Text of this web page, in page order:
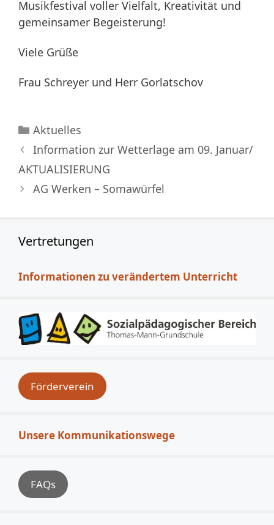
Musikfestival voller Vielfalt, Kreativität und
gemeinsamer Begeisterung!
Viele Grüße
Frau Schreyer und Herr Gorlatschov
Kategorien
Aktuelles
Information zur Wetterlage am 09. Januar/
AKTUALISIERUNG
AG Werken – Somawürfel
Vertretungen
Informationen zu verändertem Unterricht
Förderverein
Unsere Kommunikationswege
FAQs